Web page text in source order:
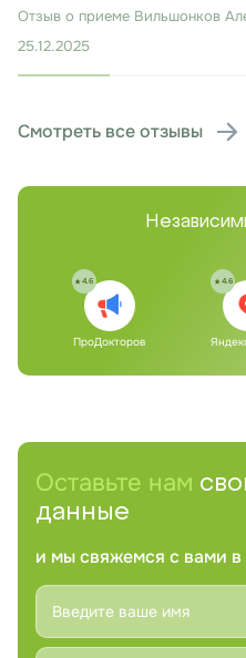
Отзыв о приеме Вильшонков
25.12.2025
Смотреть все отзывы
4.6
ПроДокторов
4.6
Оставьте нам
данные
и мы свяжемся с вами